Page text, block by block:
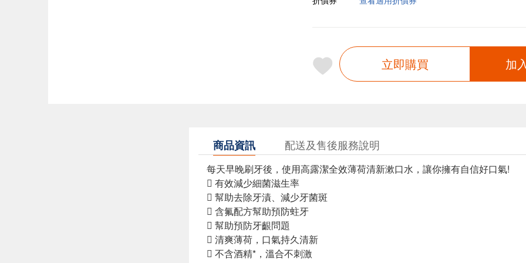
立即購買 加
商品資訊 配送及售後服務說明
每天早晚刷牙後，使用高露潔全效薄荷清新漱口水，讓你擁有自信好口氣!
 有效減少細菌滋生率
 幫助去除牙漬、減少牙菌斑
 含氟配方幫助預防蛀牙
 幫助預防牙齦問題
 清爽薄荷，口氣持久清新
 不含酒精*，溫合不刺激